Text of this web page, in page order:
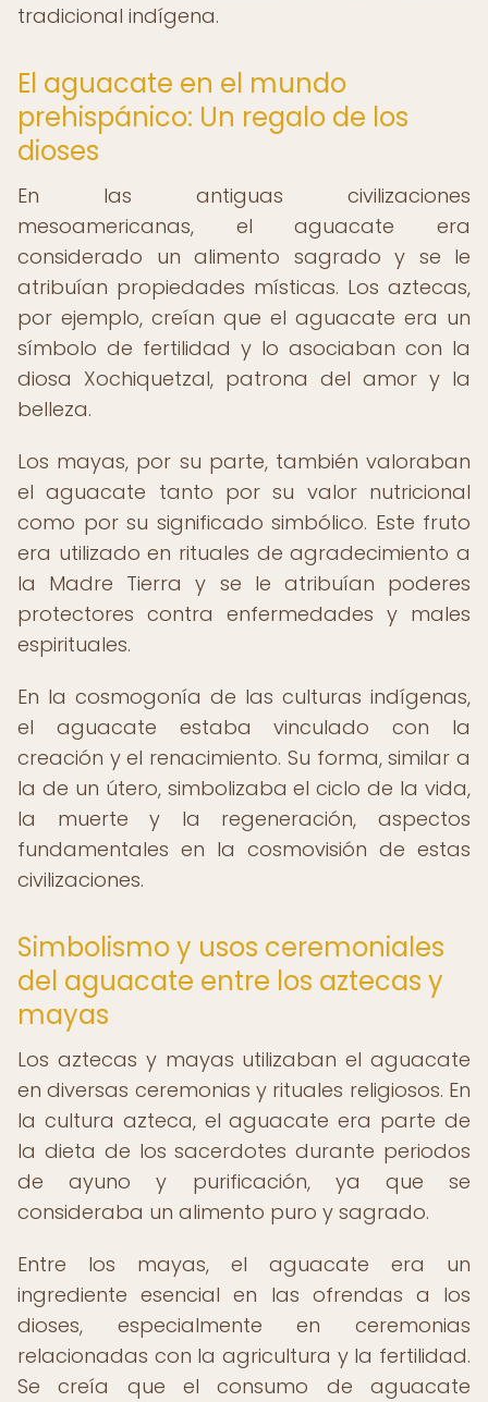
tradicional indígena.
El aguacate en el mundo
prehispánico: Un regalo de los
dioses
En las antiguas civilizaciones
mesoamericanas, el aguacate era
considerado un alimento sagrado y se le
atribuían propiedades místicas. Los aztecas,
por ejemplo, creían que el aguacate era un
símbolo de fertilidad y lo asociaban con la
diosa Xochiquetzal, patrona del amor y la
belleza.
Los mayas, por su parte, también valoraban
el aguacate tanto por su valor nutricional
como por su significado simbólico. Este fruto
era utilizado en rituales de agradecimiento a
la Madre Tierra y se le atribuían poderes
protectores contra enfermedades y males
espirituales.
En la cosmogonía de las culturas indígenas,
el aguacate estaba vinculado con la
creación y el renacimiento. Su forma, similar a
la de un útero, simbolizaba el ciclo de la vida,
la muerte y la regeneración, aspectos
fundamentales en la cosmovisión de estas
civilizaciones.
Simbolismo y usos ceremoniales
del aguacate entre los aztecas y
mayas
Los aztecas y mayas utilizaban el aguacate
en diversas ceremonias y rituales religiosos. En
la cultura azteca, el aguacate era parte de
la dieta de los sacerdotes durante periodos
de ayuno y purificación, ya que se
consideraba un alimento puro y sagrado.
Entre los mayas, el aguacate era un
ingrediente esencial en las ofrendas a los
dioses, especialmente en ceremonias
relacionadas con la agricultura y la fertilidad.
Se creía que el consumo de aguacate